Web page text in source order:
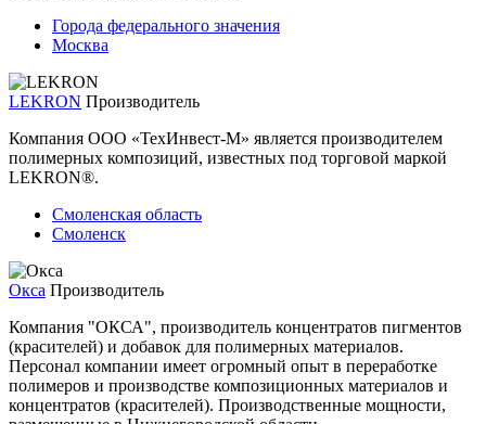
Города федерального значения
Москва
LEKRON Производитель
Компания OOO «ТехИнвест-М» является производителем
полимерных композиций, известных под торговой маркой
LEKRON®.
Смоленская область
Смоленск
Окса Производитель
Компания "ОКСА", производитель концентратов пигментов
(красителей) и добавок для полимерных материалов.
Персонал компании имеет огромный опыт в переработке
полимеров и производстве композиционных материалов и
концентратов (красителей). Производственные мощности,